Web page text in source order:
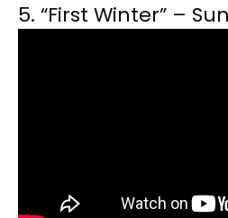
5. “First Winter” –